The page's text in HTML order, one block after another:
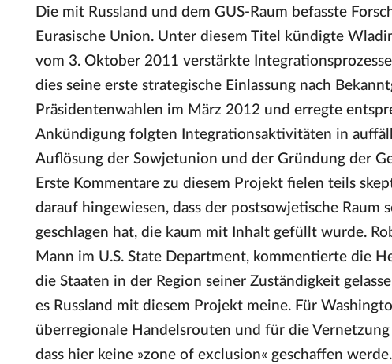
Die mit Russland und dem GUS-Raum befasste
Eurasische Union. Unter diesem Titel kündigte
vom 3. Oktober 2011 verstärkte
dies seine erste strategische Einlassung nach
Präsidentenwahlen im März 2012 und erregte
Ankündigung folgten Integrationsaktivitäten in
Auflösung der Sowjetunion und der Gründung der
Erste Kommentare zu diesem Projekt fielen teils
darauf hingewiesen, dass der postsowjetische Raum
geschlagen hat, die kaum mit Inhalt gefüllt wurde.
Mann im U.S. State Department, kommentierte die
die Staaten in der Region seiner Zuständigkeit
es Russland mit diesem Projekt meine. Für
überregionale Handelsrouten und für die
dass hier keine »zone of exclusion« geschaffen